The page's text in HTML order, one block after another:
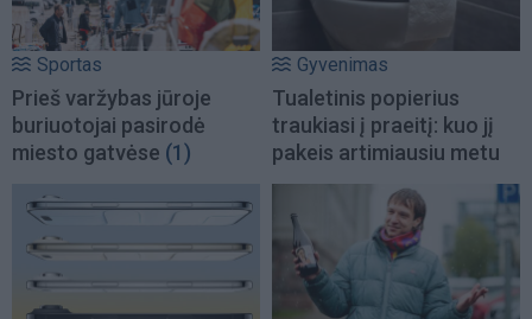
Sportas
Prieš varžybas jūroje
buriuotojai pasirodė
miesto gatvėse (1)
Gyvenimas
Tualetinis popierius
traukiasi į praeitį: kuo jį
pakeis artimiausiu metu